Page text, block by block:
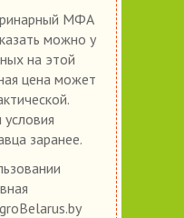
МФА
можно у
на этой
цена может
заранее.